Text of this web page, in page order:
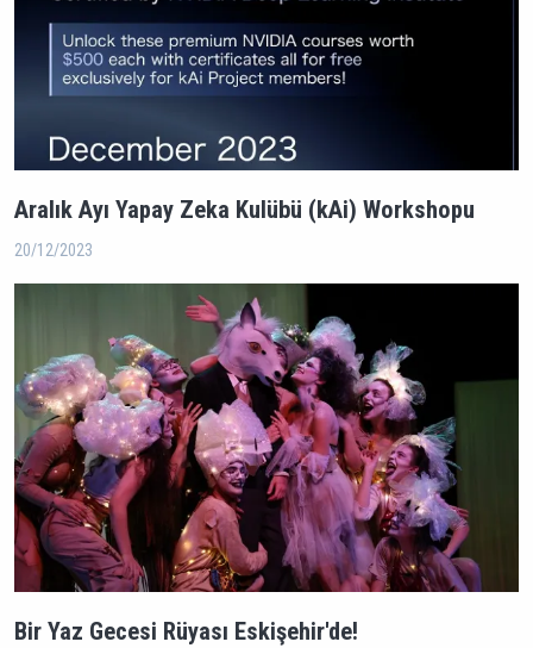
Aralık Ayı Yapay Zeka Kulübü (kAi) Workshopu
20/12/2023
Bir Yaz Gecesi Rüyası Eskişehir'de!